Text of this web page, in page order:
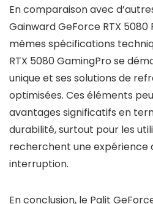
En comparaison avec
Gainward GeForce RTX 5080
mêmes spécifications
RTX 5080 GamingPro se
unique et ses solutions de
optimisées. Ces éléments
avantages significatifs en
durabilité, surtout pour les
recherchent une expérience
interruption.
En conclusion, le Palit